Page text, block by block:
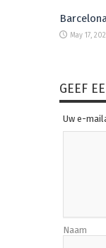
May 17,
GEEF
Uw e-
Naam